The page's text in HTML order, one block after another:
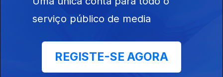
serviço público de media
REGISTE-SE AGORA